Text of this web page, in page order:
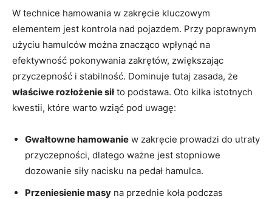
W technice hamowania w zakręcie kluczowym
elementem jest kontrola nad pojazdem. Przy poprawnym
użyciu hamulców można znacząco wpłynąć na
efektywność pokonywania zakrętów, zwiększając
przyczepność i stabilność. Dominuje tutaj zasada, że
właściwe rozłożenie siłto podstawa. Oto kilka istotnych
kwestii, które warto wziąć pod uwagę:
Gwałtowne hamowanie w zakręcie prowadzi do utraty
przyczepności, dlatego ważne jest stopniowe
dozowanie siły nacisku na pedał hamulca.
Przeniesienie masy na przednie koła podczas